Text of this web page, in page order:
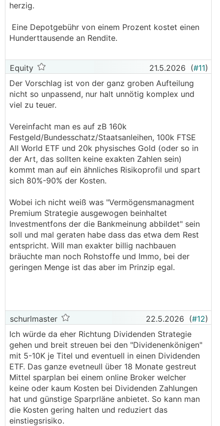
herzig.
Eine Depotgebühr von einem Prozent kostet einen
Hunderttausende an Rendite.
Equity 21.5.2026 (#11)
Der Vorschlag ist von der ganz groben Aufteilung
nicht so unpassend, nur halt unnötig komplex und
viel zu teuer.
Vereinfacht man es auf zB 160k
Festgeld/Bundesschatz/Staatsanleihen, 100k FTSE
All World ETF und 20k physisches Gold (oder so in
der Art, das sollten keine exakten Zahlen sein)
kommt man auf ein ähnliches Risikoprofil und spart
sich 80%-90% der Kosten.
Wobei ich nicht weiß was "Vermögensmanagment
Premium Strategie ausgewogen beinhaltet
Investmentfons der die Bankmeinung abbildet" sein
soll und mal geraten habe dass das etwa dem Rest
entspricht. Will man exakter billig nachbauen
bräuchte man noch Rohstoffe und Immo, bei der
geringen Menge ist das aber im Prinzip egal.
schurlmaster 22.5.2026 (#12)
Ich würde da eher Richtung Dividenden Strategie
gehen und breit streuen bei den "Dividenenkönigen"
mit 5-10K je Titel und eventuell in einen Dividenden
ETF. Das ganze evetneull über 18 Monate gestreut
Mittel sparplan bei einem online Broker welcher
keine oder kaum Kosten bei Dividenden Zahlungen
hat und günstige Sparprläne anbietet. So kann man
die Kosten gering halten und reduziert das
einstiegsrisiko.